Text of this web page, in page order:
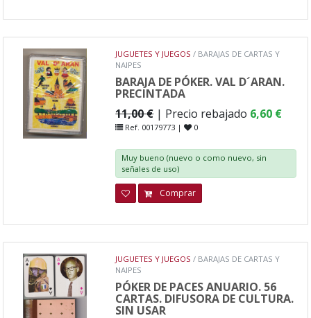
JUGUETES Y JUEGOS / BARAJAS DE CARTAS Y
NAIPES
BARAJA DE PÓKER. VAL D´ARAN.
PRECINTADA
11,00 € | Precio rebajado 6,60 €
Ref. 00179773 | 0
Muy bueno (nuevo o como nuevo, sin
señales de uso)
Comprar
JUGUETES Y JUEGOS / BARAJAS DE CARTAS Y
NAIPES
PÓKER DE PACES ANUARIO. 56
CARTAS. DIFUSORA DE CULTURA.
SIN USAR